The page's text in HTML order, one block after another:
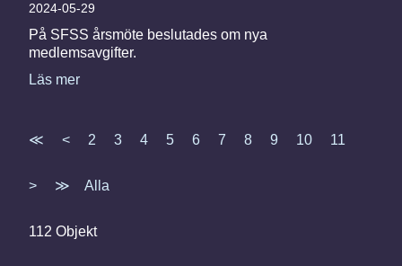
2024-05-29
På SFSS årsmöte beslutades om nya
medlemsavgifter.
Läs mer
≪ < 2 3 4 5 6 7 8 9 10 11
> ≫ Alla
112 Objekt